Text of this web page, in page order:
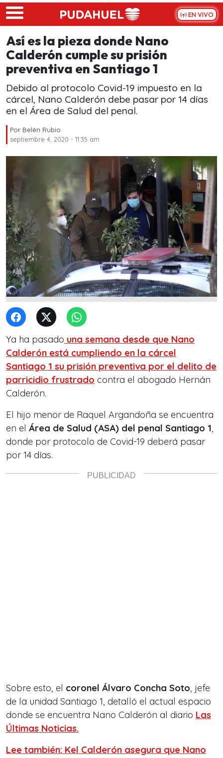
Skip to main content
EN VIVO
Así es la pieza donde Nano
Calderón cumple su prisión
preventiva en Santiago 1
Debido al protocolo Covid-19 impuesto en la
cárcel, Nano Calderón debe pasar por 14 días
en el Área de Salud del penal.
Por Belén Rubio
septiembre 4, 2020 - 11:35 am
Ya ha pasado una semana desde que Nano
Calderón está cumpliendo en la cárcel
Santiago 1 su prisión preventiva por el delito de
parricidio frustrado contra el abogado Hernán
Calderón.
El hijo menor de Raquel Argandoña se encuentra
en el Área de Salud (ASA) del penal Santiago 1,
donde por protocolo de Covid-19 deberá pasar
por 14 días.
Sobre esto, el coronel Álvaro Concha Soto, jefe
de la unidad Santiago 1, detalló el actual espacio
donde se encuentra Nano Calderón al diario Las
Últimas Noticias.
Lee también: Kel Calderón asegura que Nano